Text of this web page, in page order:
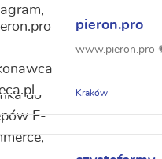
pieron.pro
www.pieron.pro
Kraków